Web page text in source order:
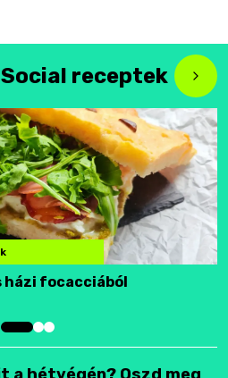
receptek
focacciából